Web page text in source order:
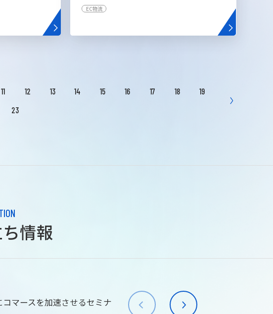
EC物流
11 12 13 14 15 16 17 18
19
23
情報
マースを加速させるセミナ